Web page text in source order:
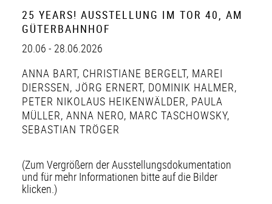
25 YEARS! AUSSTELLUNG IM TOR 40, AM
GÜTERBAHNHOF
20.06 - 28.06.2026
ANNA BART, CHRISTIANE BERGELT, MAREI
DIERSSEN , JÖRG ERNERT, DOMINIK HALMER,
PETER NIKOLAUS HEIKENWÄLDER, PAULA
MÜLLER, ANNA NERO, MARC TASCHOWSKY,
SEBASTIAN TRÖGER
(Zum Vergrößern der Ausstellungsdokumentation
und für mehr Informationen bitte auf die Bilder
klicken.)